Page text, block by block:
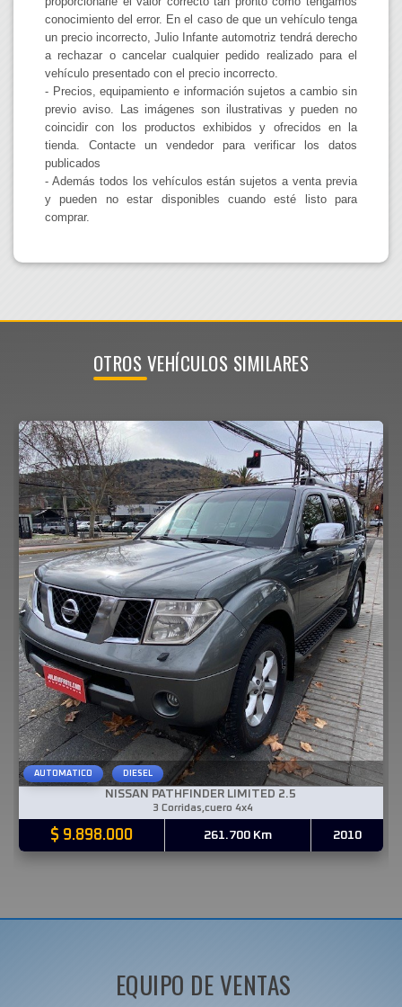
conocimiento del error. En el caso de que un vehículo tenga
un precio incorrecto, Julio Infante automotriz tendrá derecho
a rechazar o cancelar cualquier pedido realizado para el
vehículo presentado con el precio incorrecto.
- Precios, equipamiento e información sujetos a cambio sin
previo aviso. Las imágenes son ilustrativas y pueden no
coincidir con los productos exhibidos y ofrecidos en la
tienda. Contacte un vendedor para verificar los datos
publicados
- Además todos los vehículos están sujetos a venta previa
y pueden no estar disponibles cuando esté listo para
comprar.
OTROS VEHÍCULOS SIMILARES
AUTOMATICO DIESEL
NISSAN PATHFINDER LIMITED 2.5
3 Corridas,cuero 4x4
$ 9.898.000 261.700 Km 2010
EQUIPO DE VENTAS